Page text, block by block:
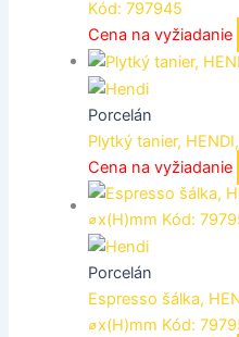
Kód: 797945
Cena na vyžiadanie
Porcelán
Plytký tanier,
Cena na vyžiadanie
Porcelán
Espresso šálka,
⌀x(H)mm Kód: